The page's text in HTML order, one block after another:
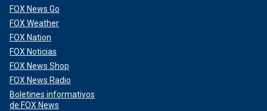
FOX News Go
FOX Weather
FOX Nation
FOX Noticias
FOX News Shop
FOX News Radio
Boletines informativos
de FOX News